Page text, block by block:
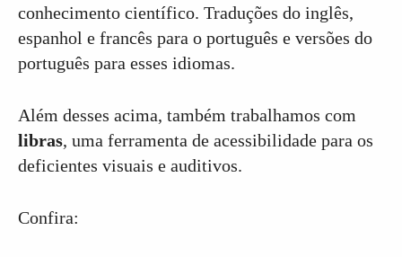
conhecimento científico. Traduções do inglês,
espanhol e francês para o português e versões do
português para esses idiomas.
Além desses acima, também trabalhamos com
libras, uma ferramenta de acessibilidade para os
deficientes visuais e auditivos.
Confira: